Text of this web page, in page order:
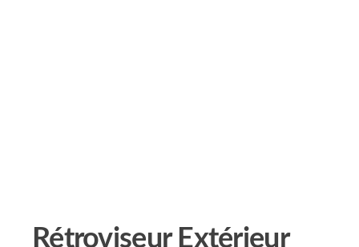
Rétroviseur Extérieur